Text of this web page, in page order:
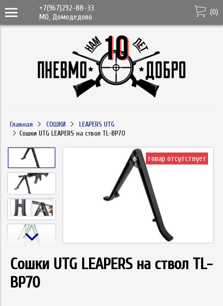
+7(967)292-88-33
МО, Домодедово
(0)
Главная СОШКИ
LEAPERS UTG
Сошки UTG LEAPERS на ствол TL-BP70
товар отсутствует
Сошки UTG LEAPERS на ствол TL-
BP70